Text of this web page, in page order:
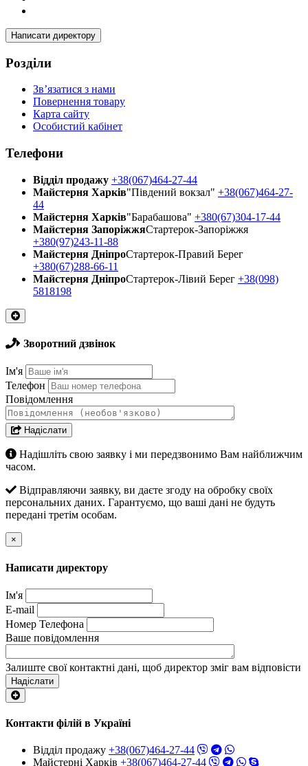
Написати директору
Розділи
Зв’язатися з нами
Повернення товару
Карта сайту
Особистий кабінет
Телефони
Відділ продажу +38(067)464-27-44
Майстерня Харків"Південий вокзал" +38(067)464-27-
44
Майстерня Харків"Барабашова" +380(67)304-17-44
Майстерня ЗапоріжжяСтартерок-Запоріжжя
+380(97)243-11-88
Майстерня ДнiпроСтартерок-Правий Берег
+380(67)288-66-11
Майстерня ДнiпроСтартерок-Лівий Берег +38(098)
5818198
Зворотний дзвінок
Ім'я
Телефон
Повідомлення
Надіслати
Надішліть свою заявку і ми передзвонимо Вам найближчим
часом.
Відправляючи заявку, ви даєте згоду на обробку своїх
персональних даних. Гарантуємо, що ваші дані не будуть
передані третім особам.
×
Написати директору
Ім'я
E-mail
Номер Телефона
Ваше повідомлення
Залиште свої контактні дані, щоб директор зміг вам відповісти
Надіслати
Контакти філій в Україні
Відділ продажу +38(067)464-27-44
Майстерні Харків +38(067)464-27-44